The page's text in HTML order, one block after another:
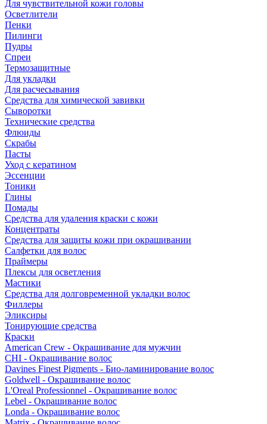
Для чувствительной кожи головы
Осветлители
Пенки
Пилинги
Пудры
Спреи
Термозащитные
Для укладки
Для расчесывания
Средства для химической завивки
Сыворотки
Технические средства
Флюиды
Скрабы
Пасты
Уход с кератином
Эссенции
Тоники
Глины
Помады
Средства для удаления краски с кожи
Концентраты
Средства для защиты кожи при окрашивании
Салфетки для волос
Праймеры
Плексы для осветления
Мастики
Средства для долговременной укладки волос
Филлеры
Эликсиры
Тонирующие средства
Краски
American Crew - Окрашивание для мужчин
CHI - Окрашивание волос
Davines Finest Pigments - Био-ламинирование волос
Goldwell - Окрашивание волос
L'Oreal Professionnel - Окрашивание волос
Lebel - Окрашивание волос
Londa - Окрашивание волос